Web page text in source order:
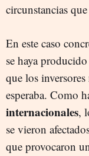
circunstancias
En este caso
se haya
que los
esperaba. Como
internacionales,
se vieron
que provocaron